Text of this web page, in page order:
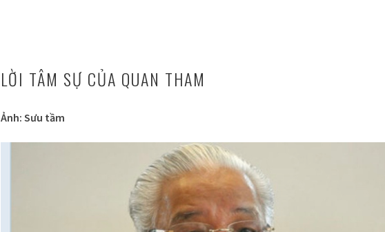
LỜI TÂM SỰ CỦA QUAN THAM
Ảnh: Sưu tầm